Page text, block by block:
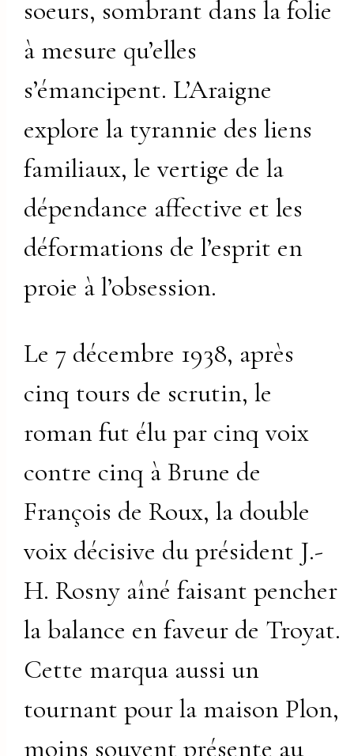
soeurs, sombrant dans la folie
à mesure qu’elles
s’émancipent. L’Araigne
explore la tyrannie des liens
familiaux, le vertige de la
dépendance affective et les
déformations de l’esprit en
proie à l’obsession.
Le 7 décembre 1938, après
cinq tours de scrutin, le
roman fut élu par cinq voix
contre cinq à Brune de
François de Roux, la double
voix décisive du président J.-
H. Rosny aîné faisant pencher
la balance en faveur de Troyat.
Cette marqua aussi un
tournant pour la maison Plon,
moins souvent présente au